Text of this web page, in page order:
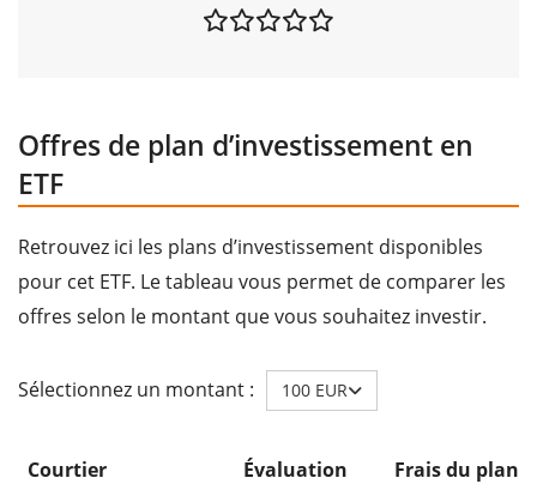
Offres de plan d’investissement en
ETF
Retrouvez ici les plans d’investissement disponibles
pour cet ETF. Le tableau vous permet de comparer les
offres selon le montant que vous souhaitez investir.
Sélectionnez un montant : 100 EUR
Courtier Évaluation Frais du plan